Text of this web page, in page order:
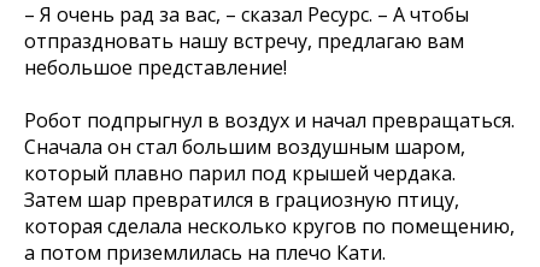
– Я очень рад за вас, – сказал Ресурс. – А чтобы
отпраздновать нашу встречу, предлагаю вам
небольшое представление!
Робот подпрыгнул в воздух и начал превращаться.
Сначала он стал большим воздушным шаром,
который плавно парил под крышей чердака.
Затем шар превратился в грациозную птицу,
которая сделала несколько кругов по помещению,
а потом приземлилась на плечо Кати.